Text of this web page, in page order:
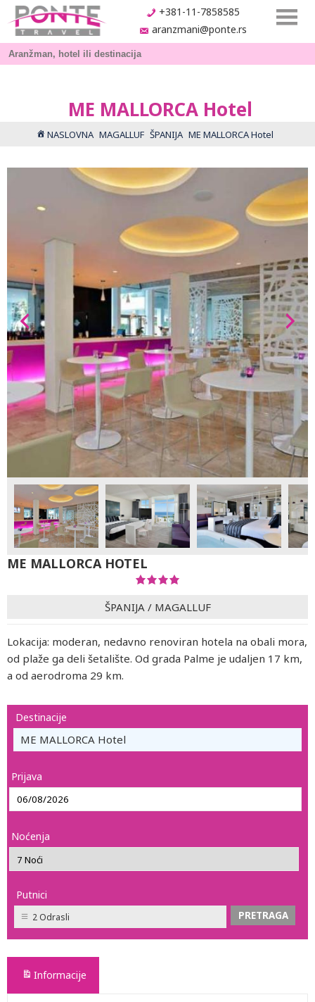
+381-11-7858585
aranzmani@ponte.rs
ME MALLORCA Hotel
NASLOVNA MAGALLUF ŠPANIJA ME MALLORCA Hotel
ME MALLORCA HOTEL
ŠPANIJA / MAGALLUF
Lokacija: moderan, nedavno renoviran hotela na obali mora,
od plaže ga deli šetalište. Od grada Palme je udaljen 17 km,
a od aerodroma 29 km.
Destinacije
ME MALLORCA Hotel
Prijava
Noćenja
Putnici
2 Odrasli
Informacije